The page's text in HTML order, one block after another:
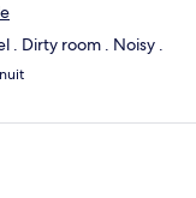
. Dirty room . Noisy .